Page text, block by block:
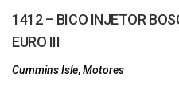
1412 – BICO INJETOR
EURO III
Cummins Isle,Motores